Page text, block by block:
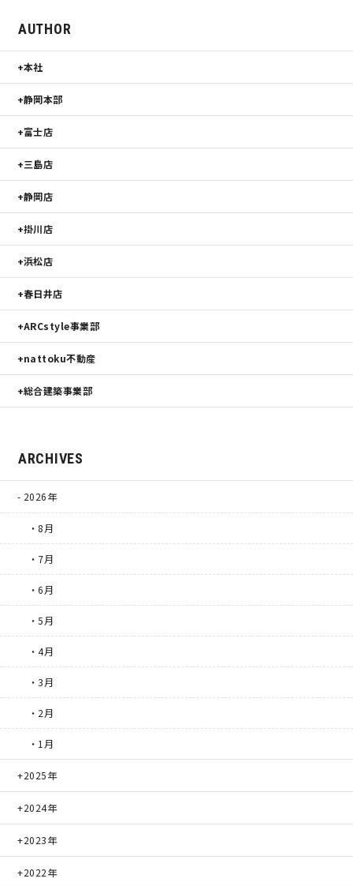
AUTHOR
本社
静岡本部
富士店
三島店
静岡店
掛川店
浜松店
春日井店
ARCstyle事業部
nattoku不動産
総合建築事業部
ARCHIVES
2026年
・8月
・7月
・6月
・5月
・4月
・3月
・2月
・1月
2025年
2024年
2023年
2022年